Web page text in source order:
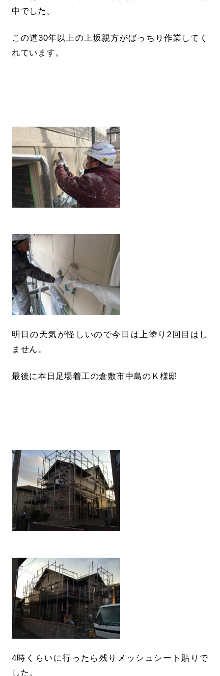
中でした。
この道30年以上の上坂親方がばっちり作業してく
れています。
明日の天気が怪しいので今日は上塗り2回目はし
ません。
最後に本日足場着工の倉敷市中島のＫ様邸
4時くらいに行ったら残りメッシュシート貼りで
した。